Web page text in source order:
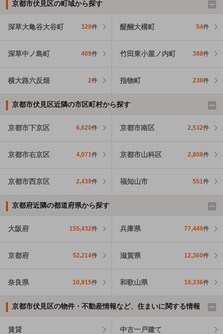
京都市伏見区の町域から探す
深草大亀谷大谷町 320件 醍醐大構町 54件
深草中ノ島町 409件 竹田東小屋ノ内町 388件
横大路六反畑 2件 指物町 238件
京都市伏見区近隣の市区町村から探す
京都市下京区 6,620件 京都市南区 2,532件
京都市右京区 4,071件 京都市山科区 2,808件
京都市西京区 2,439件 福知山市 551件
京都府近隣の都道府県から探す
大阪府 155,432件 兵庫県 77,449件
京都府 52,214件 滋賀県 12,360件
奈良県 10,915件 和歌山県 10,336件
京都市伏見区の物件・不動産情報など、住まいに関する情報
賃貸 中古一戸建て